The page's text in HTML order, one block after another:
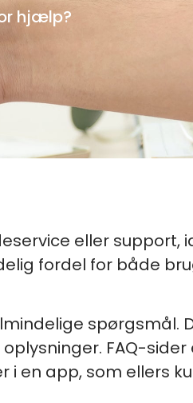
hjælp?
eller support,
fordel for både
spørgsmål.
FAQ-sider
en app, som ellers